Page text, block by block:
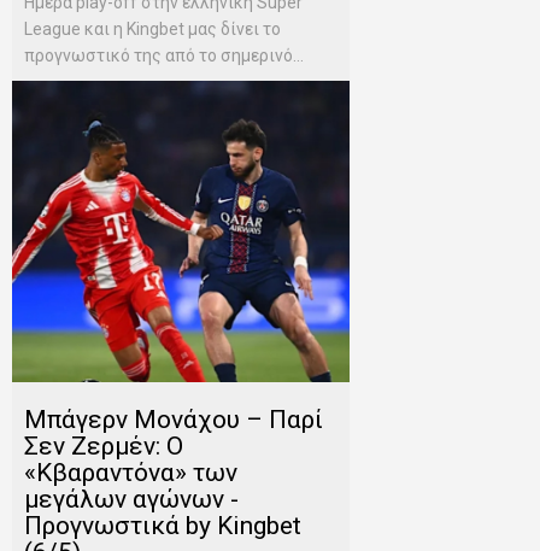
League και η Kingbet μας δίνει το
προγνωστικό της από το σημερινό...
Μπάγερν Μονάχου – Παρί
Σεν Ζερμέν: Ο
«Κβαραντόνα» των
μεγάλων αγώνων -
Προγνωστικά by Kingbet